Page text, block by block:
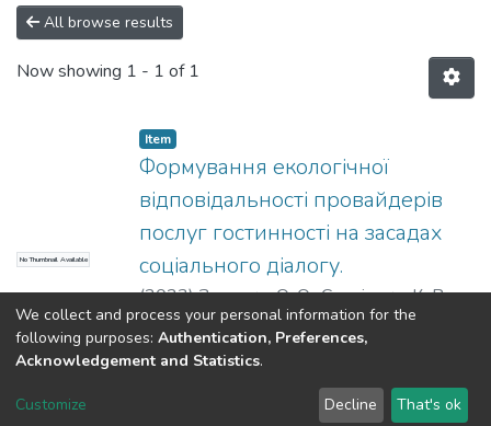
All browse results
Now showing 1 - 1 of 1
No Thumbnail Available
Item
Формування екологічної
відповідальності провайдерів
послуг гостинності на засадах
соціального діалогу.
(2023)Зеленко, О. О.;Сергієнко, К. В.
Dspace & Volodymyr Dahl East Ukrainian National University
LYRASIS
We collect and process your personal information for the
following purposes: Authentication, Preferences,
Acknowledgement and Statistics.
Customize Decline That's ok